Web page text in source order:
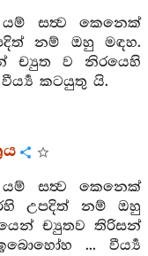
සත්‍ව කෙනෙක්
නම් ඔහු මඳහ.
ච්‍යුත ව නිරයෙහි
කටයුතු යි.
සත්‍ව කෙනෙක්
උපදිත් නම් ඔහු
ච්‍යුතව තිරිසන්
... වීර්‍ය්‍ය